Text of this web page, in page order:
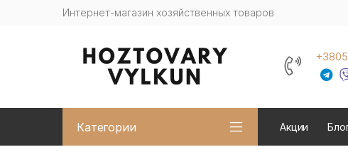
Интернет-магазин хозяйственных товаров
Категории Акции